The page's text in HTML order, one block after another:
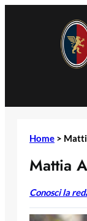
Home >
Mattia
Conosci la